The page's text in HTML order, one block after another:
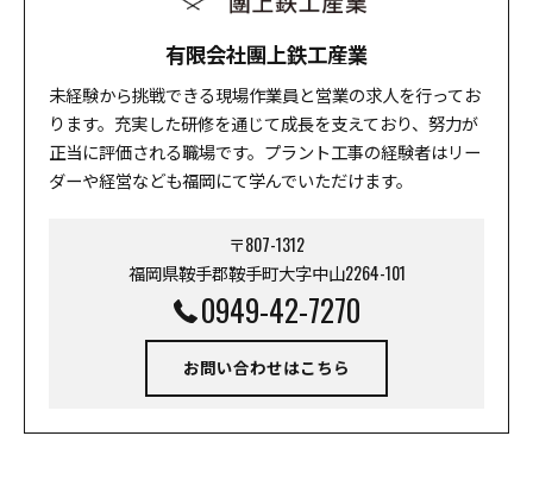
有限会社團上鉄工産業
未経験から挑戦できる現場作業員と営業の求人を行ってお
ります。充実した研修を通じて成長を支えており、努力が
正当に評価される職場です。プラント工事の経験者はリー
ダーや経営なども福岡にて学んでいただけます。
〒807-1312
福岡県鞍手郡鞍手町大字中山2264-101
0949-42-7270
お問い合わせはこちら